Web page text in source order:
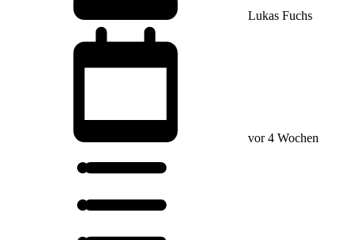
Lukas Fuchs
vor 4 Wochen